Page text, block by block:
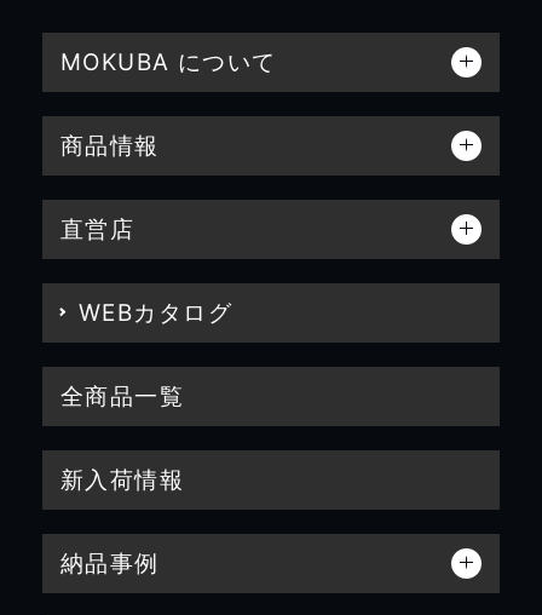
MOKUBA について
商品情報
直営店
WEBカタログ
全商品一覧
新入荷情報
納品事例